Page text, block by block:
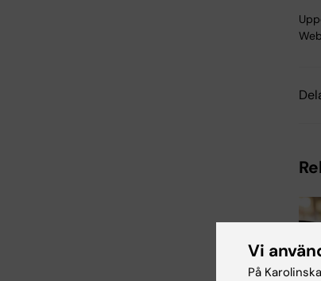
Vi
På